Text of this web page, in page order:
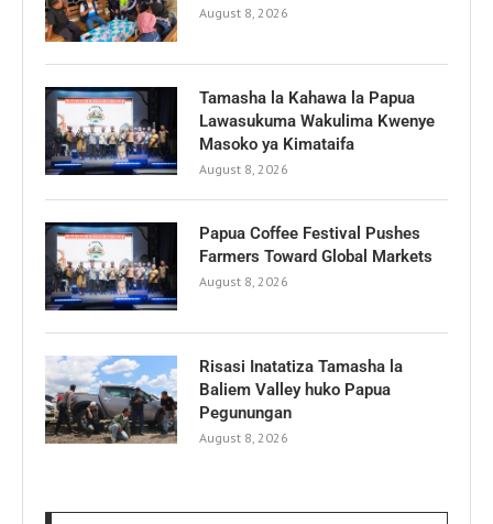
August 8, 2026
Tamasha la Kahawa la Papua
Lawasukuma Wakulima Kwenye
Masoko ya Kimataifa
August 8, 2026
Papua Coffee Festival Pushes
Farmers Toward Global Markets
August 8, 2026
Risasi Inatatiza Tamasha la
Baliem Valley huko Papua
Pegunungan
August 8, 2026